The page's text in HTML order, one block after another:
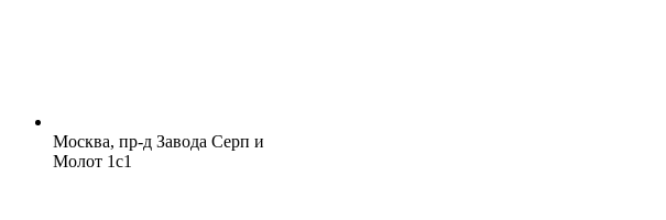
Москва, пр-д Завода Серп и
Молот 1с1